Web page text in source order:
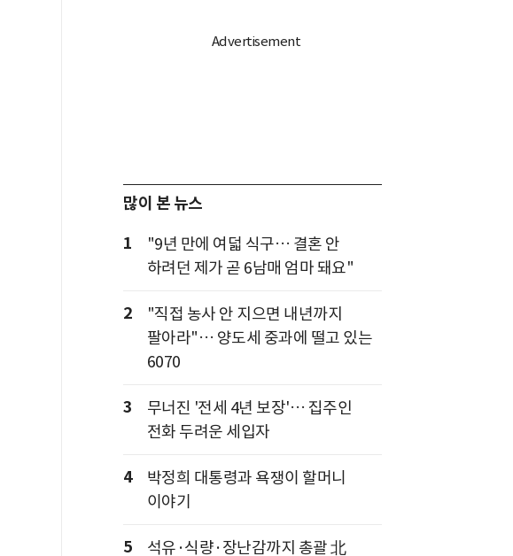
많이 본 뉴스
1
"9년 만에 여덟 식구… 결혼 안
하려던 제가 곧 6남매 엄마 돼요"
2
"직접 농사 안 지으면 내년까지
팔아라"… 양도세 중과에 떨고 있는
6070
3
무너진 '전세 4년 보장'… 집주인
전화 두려운 세입자
4
박정희 대통령과 욕쟁이 할머니
이야기
5
석유·식량·장난감까지 총괄 北